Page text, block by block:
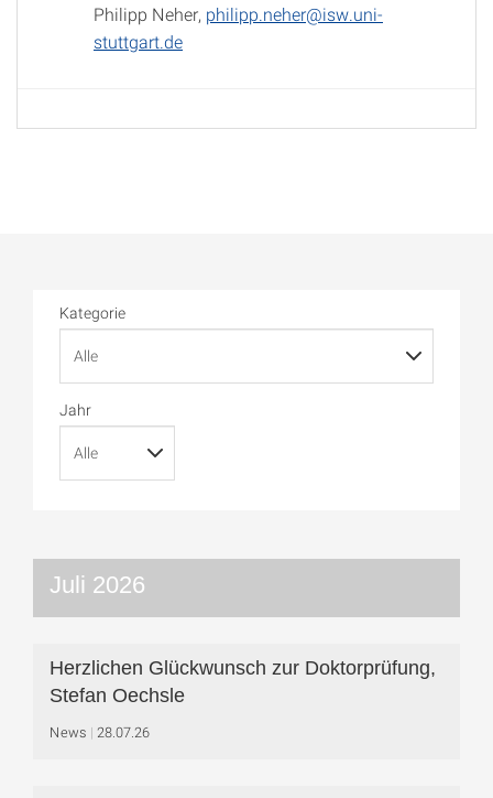
Philipp Neher, philipp.neher@isw.uni-
stuttgart.de
Kategorie
Jahr
Juli 2026
Herzlichen Glückwunsch zur Doktorprüfung,
Stefan Oechsle
News 28.07.26